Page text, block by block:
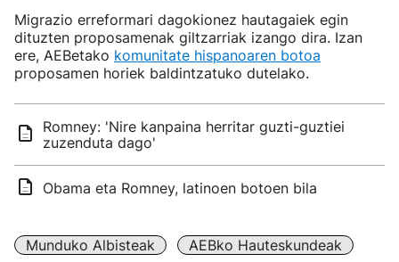
Migrazio erreformari dagokionez hautagaiek egin
dituzten proposamenak giltzarriak izango dira. Izan
ere, AEBetako komunitate hispanoaren botoa
proposamen horiek baldintzatuko dutelako.
Romney: 'Nire kanpaina herritar guzti-guztiei
zuzenduta dago'
Obama eta Romney, latinoen botoen bila
Munduko Albisteak AEBko Hauteskundeak